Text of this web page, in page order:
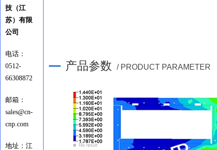
技（江
苏）有限
公司
电话：
0512-
66308872
邮箱：
sales@cn-
cnp.com
地址：江
产品参数 / PRODUCT PARAMETER